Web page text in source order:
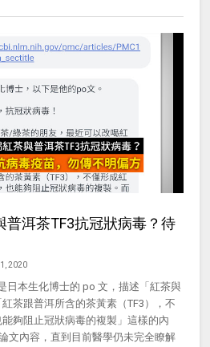
普洱茶TF3抗冠狀病毒？待
2020
日本生化博士的 po 文，描述「紅茶與
茶跟普洱所含的茶黃素（TF3），不
夠阻止冠狀病毒的複製」這樣的內
文內容，直到目前醫學仍未完全瞭解